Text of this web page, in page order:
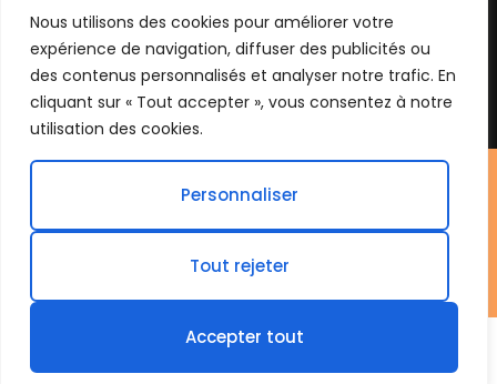
Nous utilisons des cookies pour améliorer votre
expérience de navigation, diffuser des publicités ou
des contenus personnalisés et analyser notre trafic. En
cliquant sur « Tout accepter », vous consentez à notre
utilisation des cookies.
Personnaliser
Tout rejeter
Accepter tout
Mentions Légales
Plan du Site